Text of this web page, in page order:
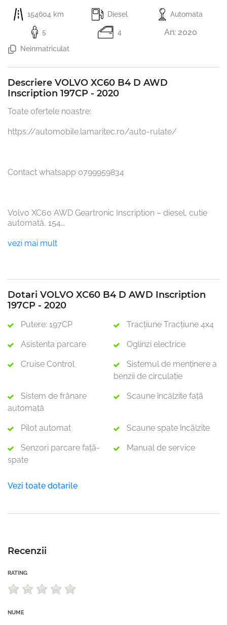
154604 km Diesel Automata
5 4 An: 2020
Neinmatriculat
Descriere VOLVO XC60 B4 D AWD
Inscription 197CP - 2020
Toate ofertele noastre:
https://automobile.lamaritec.ro/auto-rulate/
Contact whatsapp 0799959834
Volvo XC60 AWD Geartronic Inscription – diesel, cutie
automată, 154...
vezi mai mult
Dotari VOLVO XC60 B4 D AWD Inscription
197CP - 2020
Putere: 197CP Tracţiune Tracţiune 4x4
Asistenta parcare Oglinzi electrice
Cruise Control
Sistemul de menținere a
benzii de circulație
Sistem de frânare
automată
Scaune încălzite faţã
Pilot automat Scaune spate încãlzite
Senzori parcare faţã-
spate
Manual de service
Vezi toate dotarile
Recenzii
RATING
NUME